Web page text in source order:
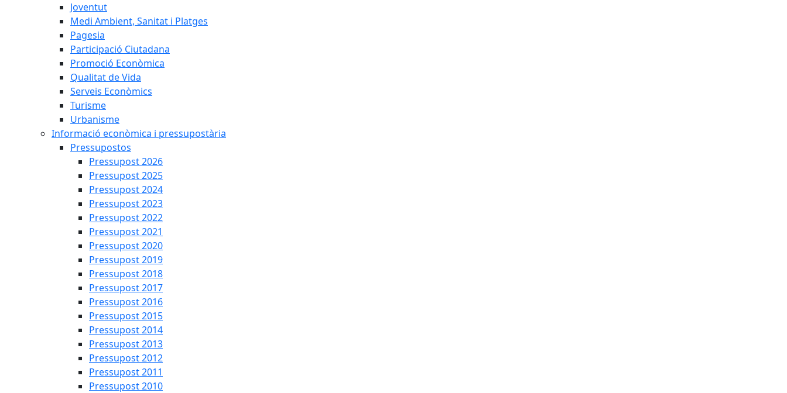
Joventut
Medi Ambient, Sanitat i Platges
Pagesia
Participació Ciutadana
Promoció Econòmica
Qualitat de Vida
Serveis Econòmics
Turisme
Urbanisme
Informació econòmica i pressupostària
Pressupostos
Pressupost 2026
Pressupost 2025
Pressupost 2024
Pressupost 2023
Pressupost 2022
Pressupost 2021
Pressupost 2020
Pressupost 2019
Pressupost 2018
Pressupost 2017
Pressupost 2016
Pressupost 2015
Pressupost 2014
Pressupost 2013
Pressupost 2012
Pressupost 2011
Pressupost 2010